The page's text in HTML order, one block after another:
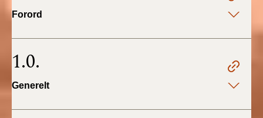
2021)
Forord
1.0.
Generelt